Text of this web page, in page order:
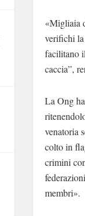
«Migliaia
verifichi la
facilitano
caccia”,
La Ong
venatoria
colto in
crimini
membri».